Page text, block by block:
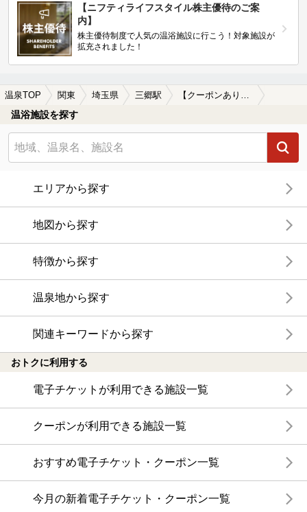
【ニフティライフスタイル株主優待のご案
内】
株主優待制度で人気の温浴施設に行こう！対象施設が
拡充されました！
温泉TOP 関東 埼玉県 三郷駅 【クーポンあり】冷え性に効能がある三郷駅近くの温泉、日帰り温泉、スーパー銭湯おすすめ
温浴施設を探す
エリアから探す
地図から探す
特徴から探す
温泉地から探す
関連キーワードから探す
おトクに利用する
電子チケットが利用できる施設一覧
クーポンが利用できる施設一覧
おすすめ電子チケット・クーポン一覧
今月の新着電子チケット・クーポン一覧